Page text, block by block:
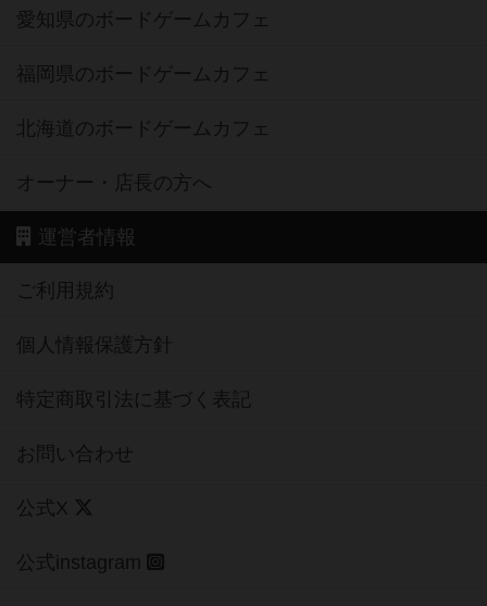
愛知県のボードゲームカフェ
福岡県のボードゲームカフェ
北海道のボードゲームカフェ
オーナー・店長の方へ
運営者情報
ご利用規約
個人情報保護方針
特定商取引法に基づく表記
お問い合わせ
公式X
公式instagram